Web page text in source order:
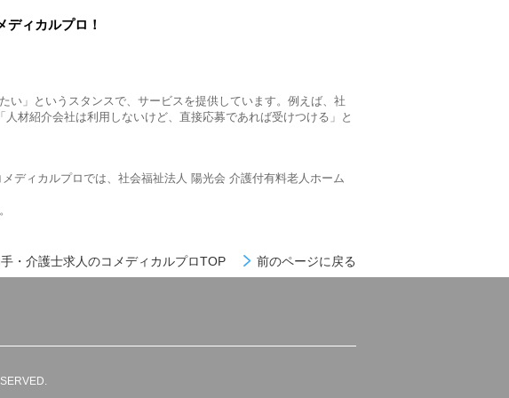
ィカルプロ！
い」というスタンスで、サービスを提供しています。例えば、社
材紹介会社は利用しないけど、直接応募であれば受けつける」と
ディカルプロでは、社会福祉法人 陽光会 介護付有料老人ホーム
・介護士求人のコメディカルプロTOP 前のページに戻る